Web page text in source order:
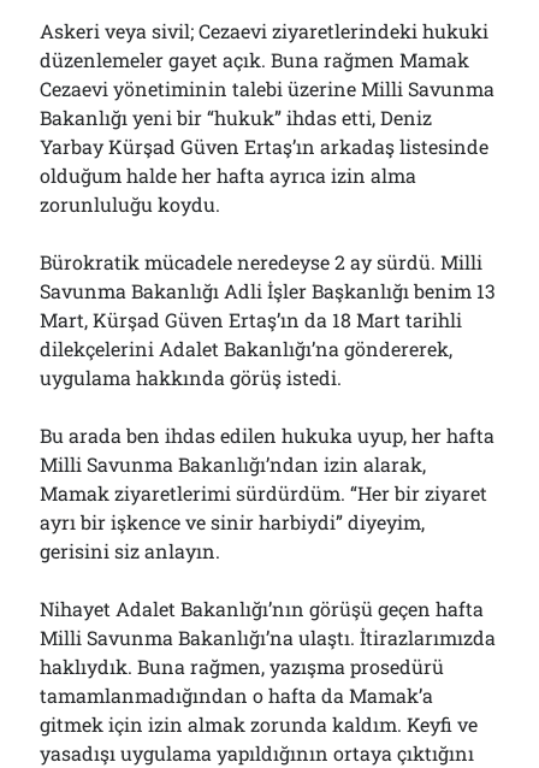
Askeri veya sivil; Cezaevi ziyaretlerindeki hukuki
düzenlemeler gayet açık. Buna rağmen Mamak
Cezaevi yönetiminin talebi üzerine Milli Savunma
Bakanlığı yeni bir “hukuk” ihdas etti, Deniz
Yarbay Kürşad Güven Ertaş’ın arkadaş listesinde
olduğum halde her hafta ayrıca izin alma
zorunluluğu koydu.
Bürokratik mücadele neredeyse 2 ay sürdü. Milli
Savunma Bakanlığı Adli İşler Başkanlığı benim 13
Mart, Kürşad Güven Ertaş’ın da 18 Mart tarihli
dilekçelerini Adalet Bakanlığı’na göndererek,
uygulama hakkında görüş istedi.
Bu arada ben ihdas edilen hukuka uyup, her hafta
Milli Savunma Bakanlığı’ndan izin alarak,
Mamak ziyaretlerimi sürdürdüm. “Her bir ziyaret
ayrı bir işkence ve sinir harbiydi” diyeyim,
gerisini siz anlayın.
Nihayet Adalet Bakanlığı’nın görüşü geçen hafta
Milli Savunma Bakanlığı’na ulaştı. İtirazlarımızda
haklıydık. Buna rağmen, yazışma prosedürü
tamamlanmadığından o hafta da Mamak’a
gitmek için izin almak zorunda kaldım. Keyfi ve
yasadışı uygulama yapıldığının ortaya çıktığını